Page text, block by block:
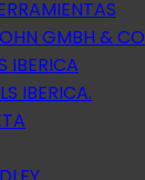
GMBH & CO
IBERICA
IBERICA.